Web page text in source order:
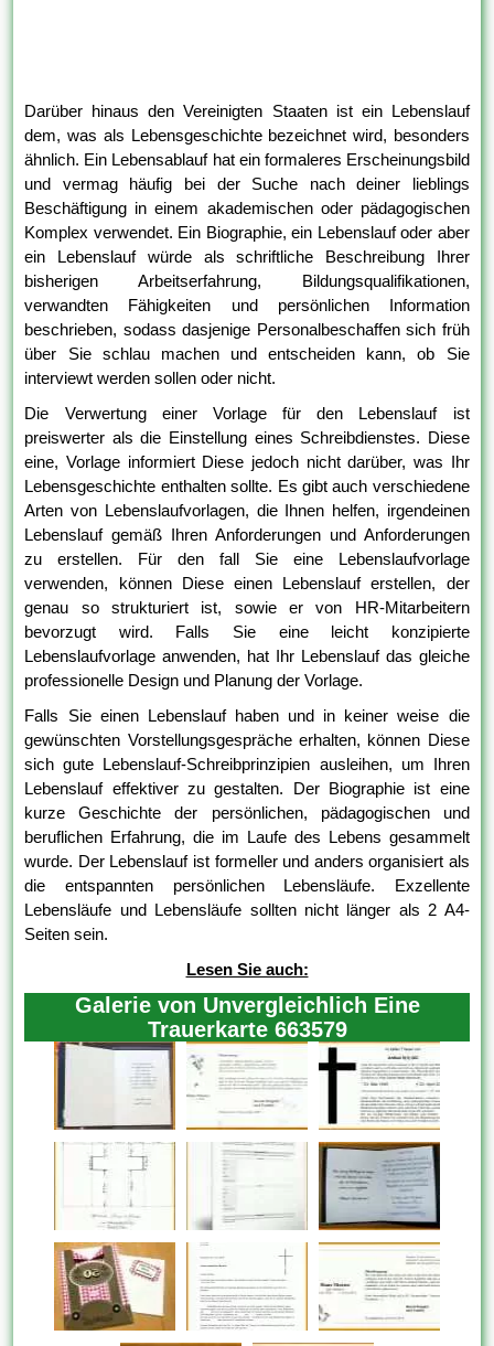
Darüber hinaus den Vereinigten Staaten ist ein Lebenslauf
dem, was als Lebensgeschichte bezeichnet wird, besonders
ähnlich. Ein Lebensablauf hat ein formaleres Erscheinungsbild
und vermag häufig bei der Suche nach deiner lieblings
Beschäftigung in einem akademischen oder pädagogischen
Komplex verwendet. Ein Biographie, ein Lebenslauf oder aber
ein Lebenslauf würde als schriftliche Beschreibung Ihrer
bisherigen Arbeitserfahrung, Bildungsqualifikationen,
verwandten Fähigkeiten und persönlichen Information
beschrieben, sodass dasjenige Personalbeschaffen sich früh
über Sie schlau machen und entscheiden kann, ob Sie
interviewt werden sollen oder nicht.
Die Verwertung einer Vorlage für den Lebenslauf ist
preiswerter als die Einstellung eines Schreibdienstes. Diese
eine, Vorlage informiert Diese jedoch nicht darüber, was Ihr
Lebensgeschichte enthalten sollte. Es gibt auch verschiedene
Arten von Lebenslaufvorlagen, die Ihnen helfen, irgendeinen
Lebenslauf gemäß Ihren Anforderungen und Anforderungen
zu erstellen. Für den fall Sie eine Lebenslaufvorlage
verwenden, können Diese einen Lebenslauf erstellen, der
genau so strukturiert ist, sowie er von HR-Mitarbeitern
bevorzugt wird. Falls Sie eine leicht konzipierte
Lebenslaufvorlage anwenden, hat Ihr Lebenslauf das gleiche
professionelle Design und Planung der Vorlage.
Falls Sie einen Lebenslauf haben und in keiner weise die
gewünschten Vorstellungsgespräche erhalten, können Diese
sich gute Lebenslauf-Schreibprinzipien ausleihen, um Ihren
Lebenslauf effektiver zu gestalten. Der Biographie ist eine
kurze Geschichte der persönlichen, pädagogischen und
beruflichen Erfahrung, die im Laufe des Lebens gesammelt
wurde. Der Lebenslauf ist formeller und anders organisiert als
die entspannten persönlichen Lebensläufe. Exzellente
Lebensläufe und Lebensläufe sollten nicht länger als 2 A4-
Seiten sein.
Lesen Sie auch:
Galerie von Unvergleichlich Eine
Trauerkarte 663579